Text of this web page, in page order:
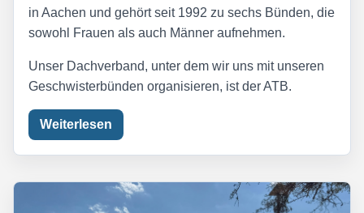
in Aachen und gehört seit 1992 zu sechs Bünden, die
sowohl Frauen als auch Männer aufnehmen.
Unser Dachverband, unter dem wir uns mit unseren
Geschwisterbünden organisieren, ist der ATB.
Weiterlesen